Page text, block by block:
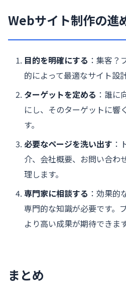
Webサイト制作の進
目的を明確にする ：集客？
的によって最適なサイト設
ターゲットを定める ：誰に
にし、そのターゲットに響
す。
必要なページを洗い出す ：
介、会社概要、お問い合わ
理します。
専門家に相談する ：効果的
専門的な知識が必要です。
より高い成果が期待できます
まとめ